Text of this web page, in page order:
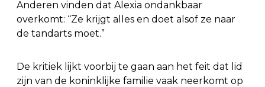
Anderen vinden dat Alexia ondankbaar
overkomt: “Ze krijgt alles en doet alsof ze naar
de tandarts moet.”
De kritiek lijkt voorbij te gaan aan het feit dat lid
zijn van de koninklijke familie vaak neerkomt op